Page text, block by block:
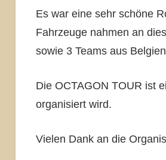
Es war eine sehr schöne
Fahrzeuge nahmen an
sowie 3 Teams aus
Die OCTAGON TOUR ist
organisiert wird.
Vielen Dank an die